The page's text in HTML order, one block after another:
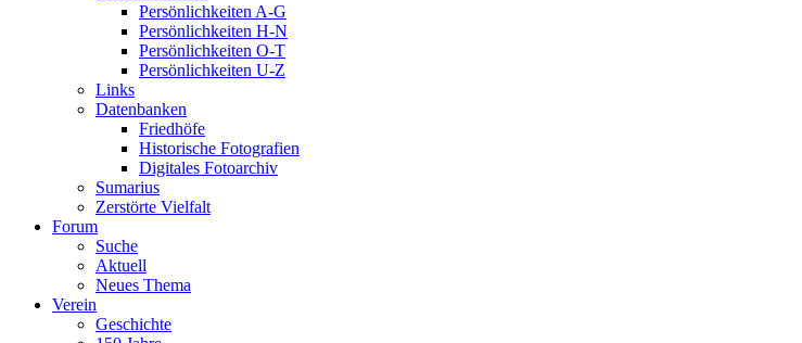
Persönlichkeiten A-G
Persönlichkeiten H-N
Persönlichkeiten O-T
Persönlichkeiten U-Z
Links
Datenbanken
Friedhöfe
Historische Fotografien
Digitales Fotoarchiv
Sumarius
Zerstörte Vielfalt
Forum
Suche
Aktuell
Neues Thema
Verein
Geschichte